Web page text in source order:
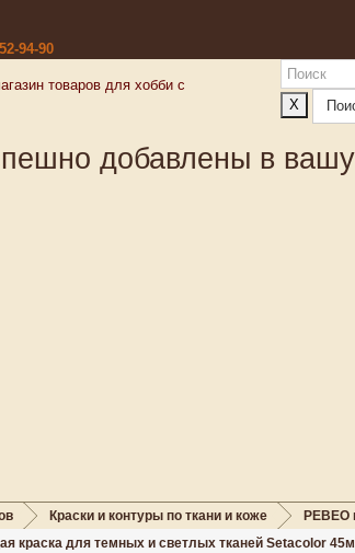
94-90
X
добавлены в вашу
Краски и контуры по ткани и коже
краска для темных и светлых тканей Setacolor